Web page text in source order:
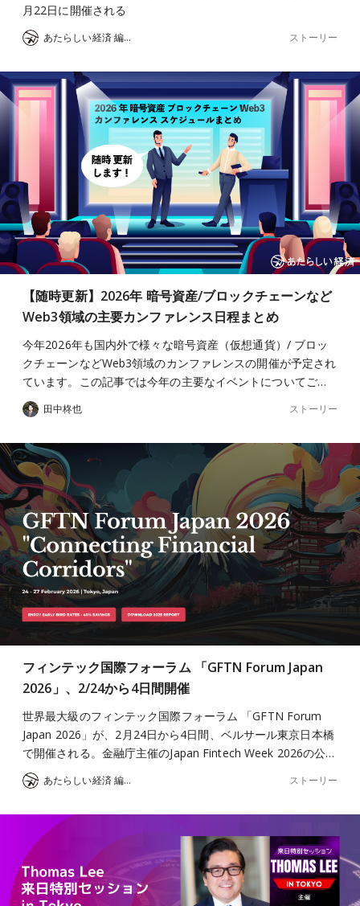
月22日に開催される
あたらしい経済 編集部 ストーリー
【随時更新】2026年 暗号資産/ブロックチェーンなど
Web3領域の主要カンファレンス日程まとめ
今年2026年も国内外で様々な暗号資産（仮想通貨）/ ブロッ
クチェーンなどWeb3領域のカンファレンスの開催が予定され
ています。この記事では今年の主要なイベントについてご…
田中柊也 ストーリー
フィンテック国際フォーラム 「GFTN Forum Japan
2026」、2/24から4日間開催
世界最大級のフィンテック国際フォーラム 「GFTN Forum
Japan 2026」が、2月24日から4日間、ベルサール東京日本橋
で開催される。金融庁主催のJapan Fintech Week 2026の公…
あたらしい経済 編集部 ストーリー